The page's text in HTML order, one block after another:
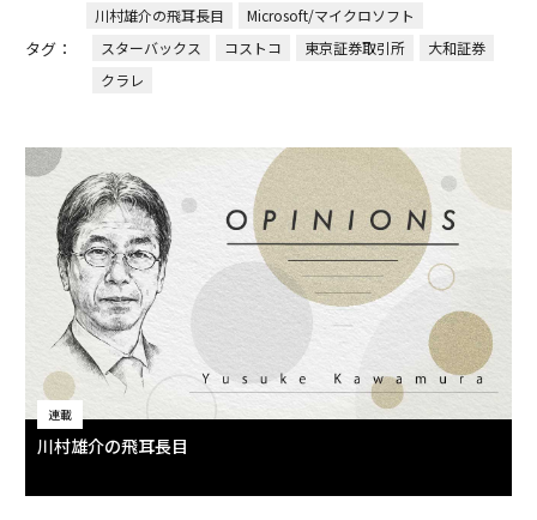
タグ：
川村雄介の飛耳長目
Microsoft/マイクロソフト
スターバックス
コストコ 東京証券取引所
大和証券
クラレ
連載
川村雄介の飛耳長目